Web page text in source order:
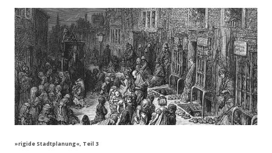
»rigide Stadtplanung«, Teil 3